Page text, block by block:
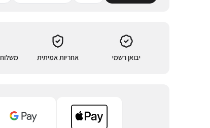
יבואן רשמי אחריות אמיתית משלוח 1-3 ימי עסקים